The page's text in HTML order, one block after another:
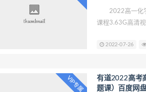
2022高一化学
课程3.63G高
化合物(下
2022-07-26
VIP专属
有道2022高考
题课）百度网